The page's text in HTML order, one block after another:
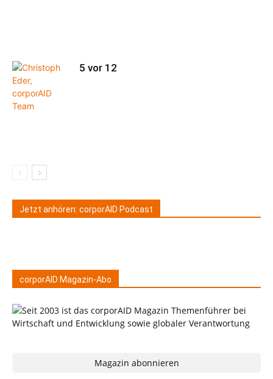
5 vor 12
Jetzt anhören: corporAID Podcast
corporAID Magazin-Abo
Magazin abonnieren